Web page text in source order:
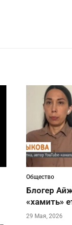
Общество
Блогер
«хамить»
29 Мая, 2026